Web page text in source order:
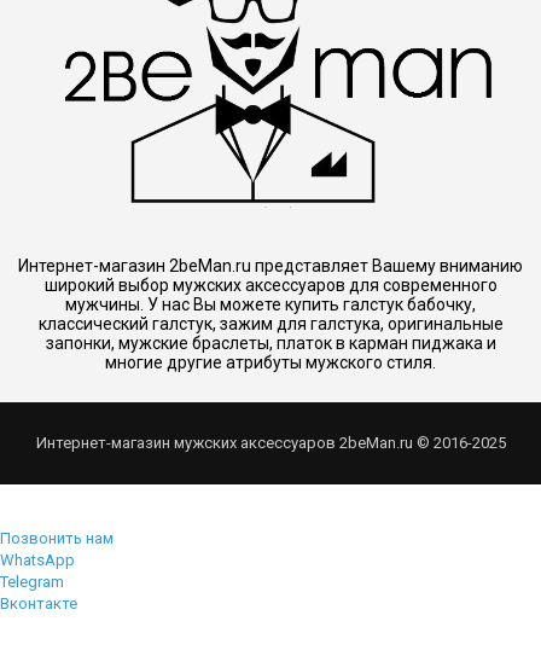
Интернет-магазин 2beMan.ru представляет Вашему вниманию
широкий выбор мужских аксессуаров для современного
мужчины. У нас Вы можете купить галстук бабочку,
классический галстук, зажим для галстука, оригинальные
запонки, мужские браслеты, платок в карман пиджака и
многие другие атрибуты мужского стиля.
Интернет-магазин мужских аксессуаров 2beMan.ru © 2016-2025
Позвонить нам
WhatsApp
Telegram
Вконтакте